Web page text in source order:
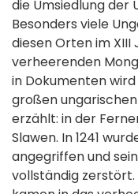
die Umsiedlung der
Besonders viele
diesen Orten im
verheerenden
in Dokumenten
großen
erzählt: in der
Slawen. In 1241
angegriffen und
vollständig zerstört.